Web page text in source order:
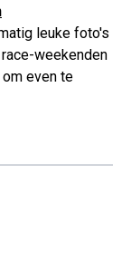
leuke foto's
weekenden
even te